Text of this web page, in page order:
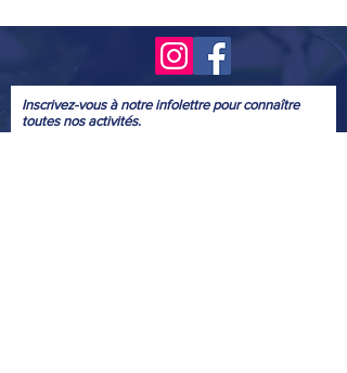
Inscrivez-vous à notre infolettre pour connaître
toutes nos activités.